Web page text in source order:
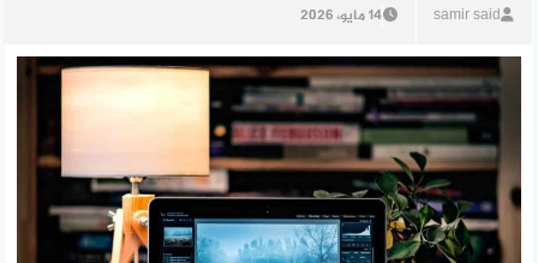
samir said 14 مايو، 2026